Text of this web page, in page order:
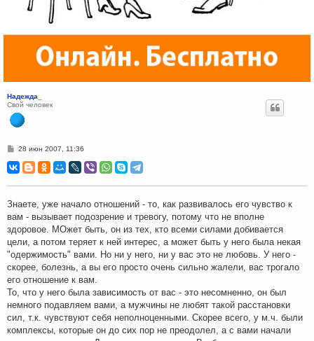
Надежда_
Свой человек
С
о
б
и
е
28 июн 2007, 11:36
Знаете, уже начало отношений - то, как развивалось его чувство к
вам - вызывает подозрение и тревогу, потому что не вполне
здоровое. МОжет быть, он из тех, кто всеми силами добивается
цели, а потом теряет к ней интерес, а может быть у него была некая
"одержимость" вами. Но ни у него, ни у вас это не любовь. У него -
скорее, болезнь, а вы его просто очень сильно жалели, вас трогало
его отношение к вам.
То, что у него была зависимость от вас - это несомненно, он был
немного подавляем вами, а мужчины не любят такой расстановки
сил, т.к. чувствуют себя неполноценными. Скорее всего, у м.ч. были
комплексы, которые он до сих пор не преодолел, а с вами начали